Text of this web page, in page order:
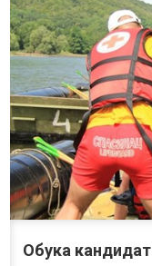
Обука